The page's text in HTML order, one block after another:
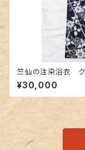
竺仙の注染浴衣 ク
（鉄線に竹垣）柄
¥30,000